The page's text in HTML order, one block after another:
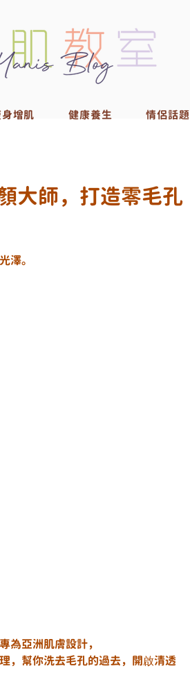
增肌 健康養生 情侶話題
大師，打造零毛孔
澤。
亞洲肌膚設計，
，幫你洗去毛孔的過去，開啟清透